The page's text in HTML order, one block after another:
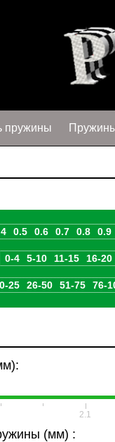
пружины
0.5 0.6 0.7 0.8 0.9
0-4 5-10 11-15 16-20
25 26-50 51-75 76-
2.1
(мм) :